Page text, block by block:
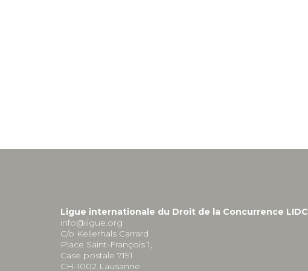
Ligue internationale du Droit de la Concurrence LIDC
info@ligue.org
C/o Kellerhals Carrard
Place Saint-François 1,
Case postale 7191
CH-1002 Lausanne